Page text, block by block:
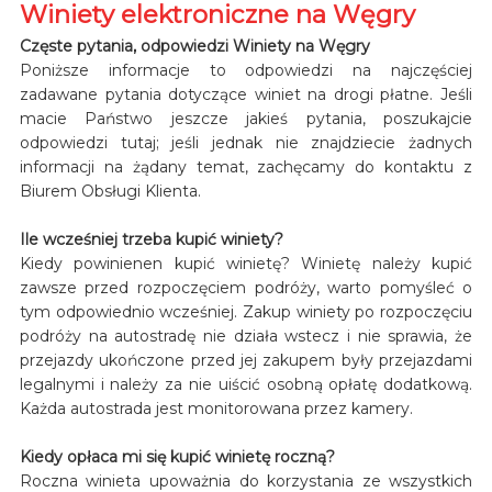
Winiety elektroniczne na Węgry
Częste pytania, odpowiedzi Winiety na Węgry
Poniższe informacje to odpowiedzi na najczęściej
zadawane pytania dotyczące winiet na drogi płatne. Jeśli
macie Państwo jeszcze jakieś pytania, poszukajcie
odpowiedzi tutaj; jeśli jednak nie znajdziecie żadnych
informacji na żądany temat, zachęcamy do kontaktu z
Biurem Obsługi Klienta.
Ile wcześniej trzeba kupić winiety?
Kiedy powinienen kupić winietę? Winietę należy kupić
zawsze przed rozpoczęciem podróży, warto pomyśleć o
tym odpowiednio wcześniej. Zakup winiety po rozpoczęciu
podróży na autostradę nie działa wstecz i nie sprawia, że
przejazdy ukończone przed jej zakupem były przejazdami
legalnymi i należy za nie uiścić osobną opłatę dodatkową.
Każda autostrada jest monitorowana przez kamery.
Kiedy opłaca mi się kupić winietę roczną?
Roczna winieta upoważnia do korzystania ze wszystkich